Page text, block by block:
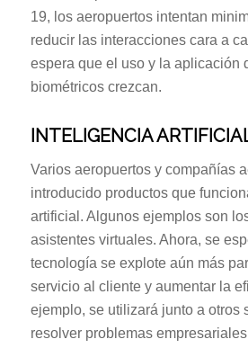
19, los aeropuertos intentan
reducir las interacciones cara a
espera que el uso y la aplicación
biométricos crezcan.
INTELIGENCIA
Varios aeropuertos y compañías
introducido productos que
artificial. Algunos ejemplos son
asistentes virtuales. Ahora, se
tecnología se explote aún más
servicio al cliente y aumentar la
ejemplo, se utilizará junto a otros
resolver problemas